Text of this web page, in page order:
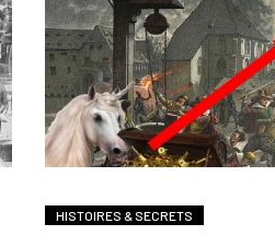
HISTOIRES & SECRETS